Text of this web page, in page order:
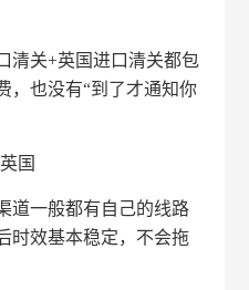
清关+英国进口清关都包
，也没有“到了才通知你
国
道一般都有自己的线路
时效基本稳定，不会拖